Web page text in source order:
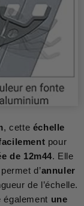
, cette échelle
pour
de 12m44. Elle
d’annuler
de l’échelle.
également une